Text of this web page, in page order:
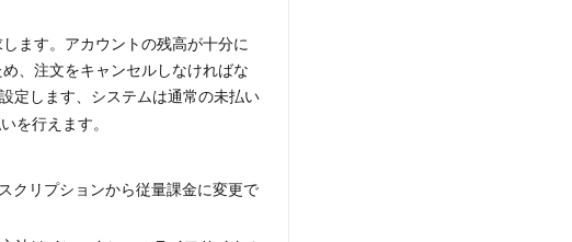
ます。アカウントの残高が十分に
、注文をキャンセルしなければな
定します、システムは通常の未払い
を行えます。
クリプションから従量課金に変更で